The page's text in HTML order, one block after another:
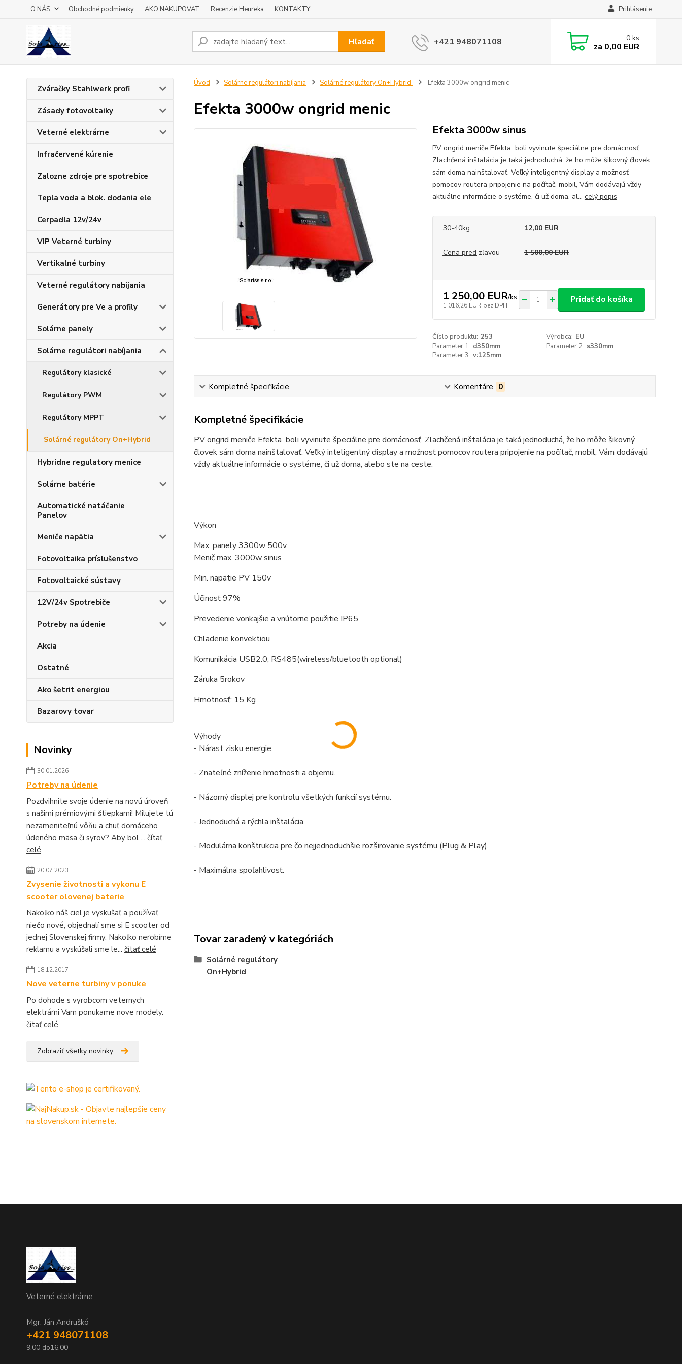
O NÁS Obchodné podmienky AKO NAKUPOVAT Recenzie Heureka KONTAKTY Prihlásenie
Hľadať +421 948071108 0 ks
za 0,00 EUR
Zváračky Stahlwerk profi
Zásady fotovoltaiky
Veterné elektrárne
Infračervené kúrenie
Zalozne zdroje pre spotrebice
Tepla voda a blok. dodania ele
Cerpadla 12v/24v
VIP Veterné turbiny
Vertikalné turbiny
Veterné regulátory nabíjania
Generátory pre Ve a profily
Solárne panely
Solárne regulátori nabíjania
Regulátory klasické
Regulátory PWM
Regulátory MPPT
Solárné regulátory On+Hybrid
Hybridne regulatory menice
Solárne batérie
Automatické natáčanie
Panelov
Meniče napätia
Fotovoltaika príslušenstvo
Fotovoltaické sústavy
12V/24v Spotrebiče
Potreby na údenie
Akcia
Ostatné
Ako šetrit energiou
Bazarovy tovar
Novinky
30.01.2026
Potreby na údenie
Pozdvihnite svoje údenie na novú úroveň
s našimi prémiovými štiepkami! Milujete tú
nezameniteľnú vôňu a chuť domáceho
údeného mäsa či syrov? Aby bol ... čítať
celé
20.07.2023
Zvysenie životnosti a vykonu E
scooter olovenej baterie
Nakoľko náš ciel je vyskušať a používať
niečo nové, objednalí sme si E scooter od
jednej Slovenskej firmy. Nakoľko nerobíme
reklamu a vyskúšali sme le... čítať celé
18.12.2017
Nove veterne turbiny v ponuke
Po dohode s vyrobcom veternych
elektrárni Vam ponukame nove modely.
čítať celé
Zobraziť všetky novinky
Úvod Solárne regulátori nabíjania Solárné regulátory On+Hybrid Efekta 3000w ongrid menic
Efekta 3000w ongrid menic
Efekta 3000w sinus
PV ongrid meniče Efekta boli vyvinute špeciálne pre domácnosť.
Zlachčená inštalácia je taká jednoduchá, že ho môže šikovný človek
sám doma nainštalovať. Veľký inteligentný display a možnosť
pomocov routera pripojenie na počítač, mobil, Vám dodávajú vždy
aktuálne informácie o systéme, či už doma, al... celý popis
30-40kg 12,00 EUR
Cena pred zľavou 1 500,00 EUR
1 250,00 EUR/ks
1 016,26 EUR bez DPH
Pridať do košíka
Číslo produktu: 253 Výrobca: EU
Parameter 1: d350mm Parameter 2: s330mm
Parameter 3: v:125mm
Kompletné špecifikácie Komentáre 0
Kompletné špecifikácie
PV ongrid meniče Efekta boli vyvinute špeciálne pre domácnosť. Zlachčená inštalácia je taká jednoduchá, že ho môže šikovný
človek sám doma nainštalovať. Veľký inteligentný display a možnosť pomocov routera pripojenie na počítač, mobil, Vám dodávajú
vždy aktuálne informácie o systéme, či už doma, alebo ste na ceste.
Výkon
Max. panely 3300w 500v
Menič max. 3000w sinus
Min. napätie PV 150v
Účinosť 97%
Prevedenie vonkajšie a vnútorne použitie IP65
Chladenie konvektiou
Komunikácia USB2.0; RS485(wireless/bluetooth optional)
Záruka 5rokov
Hmotnosť: 15 Kg
Výhody
- Nárast zisku energie.
- Znateľné zníženie hmotnosti a objemu.
- Názorný displej pre kontrolu všetkých funkcií systému.
- Jednoduchá a rýchla inštalácia.
- Modulárna konštrukcia pre čo nejjednoduchšie rozširovanie systému (Plug & Play).
- Maximálna spoľahlivosť.
Tovar zaradený v kategóriách
Solárné regulátory
On+Hybrid
Veterné elektrárne
Mgr. Ján Andruškó
+421 948071108
9.00 do16.00